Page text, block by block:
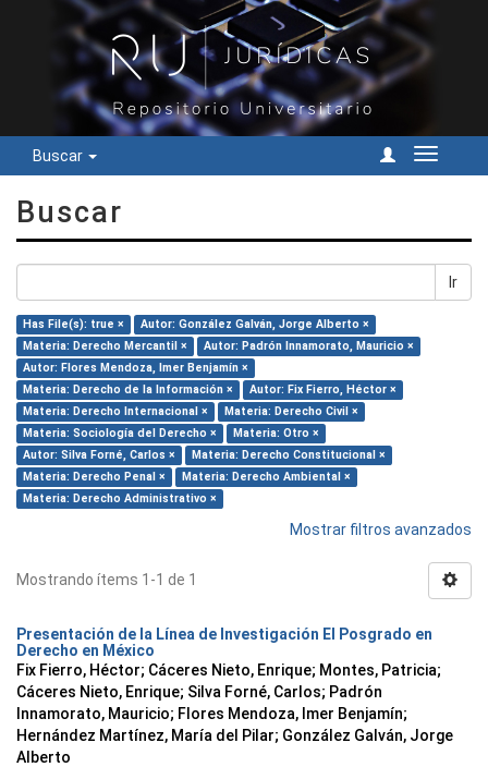
Buscar
Cambiar
Buscar
Ir
Has File(s): true ×
Autor: González Galván, Jorge Alberto ×
Materia: Derecho Mercantil ×
Autor: Padrón Innamorato, Mauricio ×
Autor: Flores Mendoza, Imer Benjamín ×
Materia: Derecho de la Información ×
Autor: Fix Fierro, Héctor ×
Materia: Derecho Internacional ×
Materia: Derecho Civil ×
Materia: Sociología del Derecho ×
Materia: Otro ×
Autor: Silva Forné, Carlos ×
Materia: Derecho Constitucional ×
Materia: Derecho Penal ×
Materia: Derecho Ambiental ×
Materia: Derecho Administrativo ×
Mostrar filtros avanzados
Mostrando ítems 1-1 de 1
Presentación de la Línea de Investigación El Posgrado en
Derecho en México
Fix Fierro, Héctor; Cáceres Nieto, Enrique; Montes, Patricia;
Cáceres Nieto, Enrique; Silva Forné, Carlos; Padrón
Innamorato, Mauricio; Flores Mendoza, Imer Benjamín;
Hernández Martínez, María del Pilar; González Galván, Jorge
Alberto